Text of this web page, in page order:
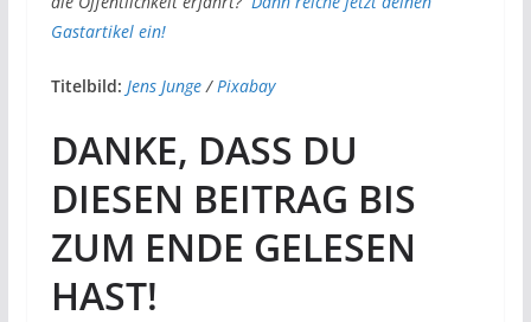
Gastartikel ein!
Titelbild: Jens Junge/Pixabay
DANKE, DASS DU
DIESEN BEITRAG BIS
ZUM ENDE GELESEN
HAST!